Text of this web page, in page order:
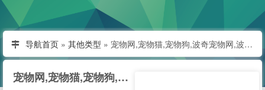
导航首页 » 其他类型 » 宠物网,宠物猫,宠物狗,波奇宠物网,波奇网
宠物网,宠物猫,宠物狗,波奇宠物网,波奇网